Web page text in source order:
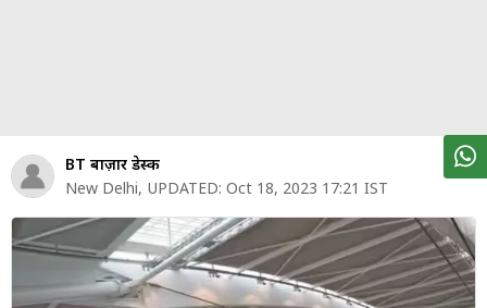
शेयर
बाज़ार
ट्रेंडिंग
बिजनेस
न्यूज
वीडियो
BT बाज़ार डेस्क
New Delhi, UPDATED: Oct 18, 2023 17:21 IST